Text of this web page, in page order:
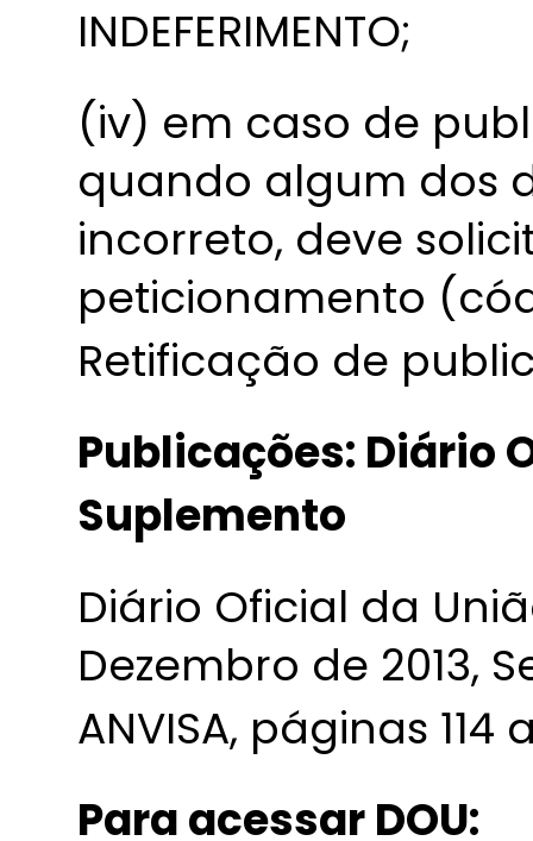
INDEFERIMENTO;
(iv) em caso de
quando algum dos
incorreto, deve
peticionamento
Retificação de
Publicações: Diário
Suplemento
Diário Oficial da
Dezembro de 2013,
ANVISA, páginas 114 a
Para acessar DOU: